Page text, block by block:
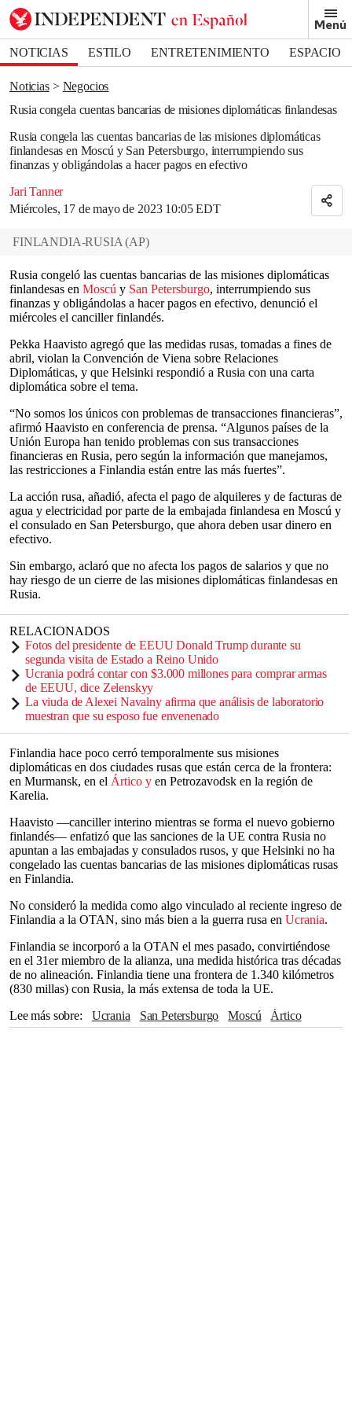
Menú
NOTICIAS ESTILO ENTRETENIMIENTO
ESPACIO
DEPORTES
Noticias
Negocios
Rusia congela cuentas bancarias de misiones diplomáticas finlandesas
Rusia congela las cuentas bancarias de las misiones diplomáticas
finlandesas en Moscú y San Petersburgo, interrumpiendo sus
finanzas y obligándolas a hacer pagos en efectivo
Jari Tanner
Miércoles, 17 de mayo de 2023 10:05 EDT
Bookmark popover
Removed from bookmarks
Close popover
FINLANDIA-RUSIA (AP)
Rusia congeló las cuentas bancarias de las misiones diplomáticas
finlandesas en Moscú y San Petersburgo, interrumpiendo sus
finanzas y obligándolas a hacer pagos en efectivo, denunció el
miércoles el canciller finlandés.
Pekka Haavisto agregó que las medidas rusas, tomadas a fines de
abril, violan la Convención de Viena sobre Relaciones
Diplomáticas, y que Helsinki respondió a Rusia con una carta
diplomática sobre el tema.
“No somos los únicos con problemas de transacciones financieras”,
afirmó Haavisto en conferencia de prensa. “Algunos países de la
Unión Europa han tenido problemas con sus transacciones
financieras en Rusia, pero según la información que manejamos,
las restricciones a Finlandia están entre las más fuertes”.
La acción rusa, añadió, afecta el pago de alquileres y de facturas de
agua y electricidad por parte de la embajada finlandesa en Moscú y
el consulado en San Petersburgo, que ahora deben usar dinero en
efectivo.
Sin embargo, aclaró que no afecta los pagos de salarios y que no
hay riesgo de un cierre de las misiones diplomáticas finlandesas en
Rusia.
RELACIONADOS
Fotos del presidente de EEUU Donald Trump durante su
segunda visita de Estado a Reino Unido
Ucrania podrá contar con $3.000 millones para comprar armas
de EEUU, dice Zelenskyy
La viuda de Alexei Navalny afirma que análisis de laboratorio
muestran que su esposo fue envenenado
Finlandia hace poco cerró temporalmente sus misiones
diplomáticas en dos ciudades rusas que están cerca de la frontera:
en Murmansk, en el Ártico y en Petrozavodsk en la región de
Karelia.
Haavisto —canciller interino mientras se forma el nuevo gobierno
finlandés— enfatizó que las sanciones de la UE contra Rusia no
apuntan a las embajadas y consulados rusos, y que Helsinki no ha
congelado las cuentas bancarias de las misiones diplomáticas rusas
en Finlandia.
No consideró la medida como algo vinculado al reciente ingreso de
Finlandia a la OTAN, sino más bien a la guerra rusa en Ucrania.
Finlandia se incorporó a la OTAN el mes pasado, convirtiéndose
en el 31er miembro de la alianza, una medida histórica tras décadas
de no alineación. Finlandia tiene una frontera de 1.340 kilómetros
(830 millas) con Rusia, la más extensa de toda la UE.
Lee más sobre
Ucrania San Petersburgo Moscú
Ártico